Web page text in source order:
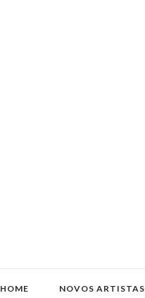
HOME NOVOS ARTISTAS